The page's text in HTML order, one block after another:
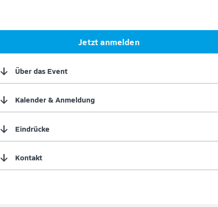
Jetzt anmelden
↓ Über das Event
↓ Kalender & Anmeldung
↓ Eindrücke
↓ Kontakt